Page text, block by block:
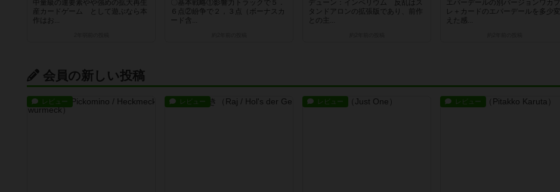
中量級の運要素やや強めの拡大再生
産カードゲーム として遊ぶなら本
作はお...
〇基本戦略①影響力トラックで５．
６点②紛争で２，３点（ボーナスカ
ード含...
デューン：インペリウム 反乱はス
タンドアロンの拡張版であり、前作
との主...
エバーデールの別バージョンワカプ
レ＋カードのエバーデールを多少変
えた感...
会員の新しい投稿
レビュー レビュー レビュー レビュー